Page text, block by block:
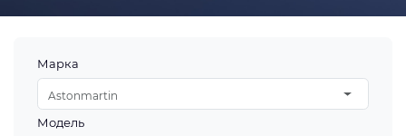
Марка
Astonmartin
Модель